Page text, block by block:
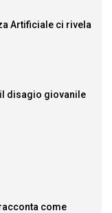
Artificiale ci rivela
il disagio giovanile
come